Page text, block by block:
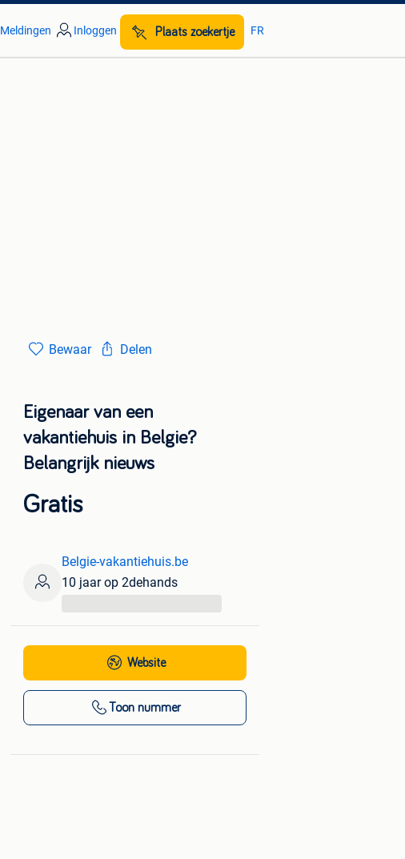
Meldingen Inloggen Plaats zoekertje FR
Bewaar Delen
Eigenaar van een
vakantiehuis in Belgie?
Belangrijk nieuws
Gratis
Belgie-vakantiehuis.be
10 jaar op 2dehands
Website
Toon nummer